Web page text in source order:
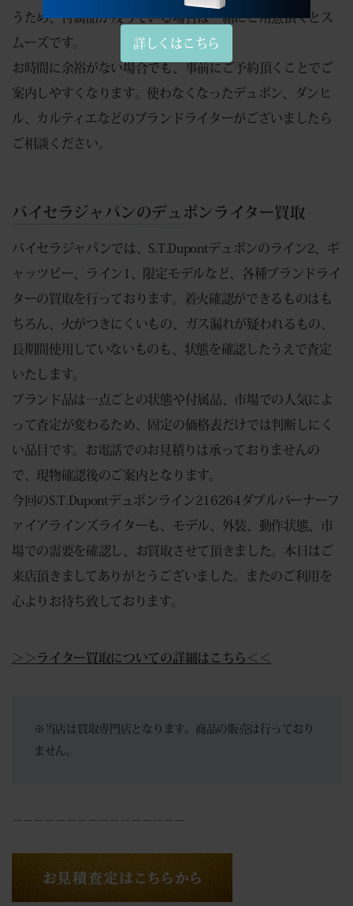
うため、付属品が残っている場合は一緒にご用意頂くとス
ムーズです。
お時間に余裕がない場合でも、事前にご予約頂くことでご
案内しやすくなります。使わなくなったデュポン、ダンヒ
ル、カルティエなどのブランドライターがございましたら
ご相談ください。
バイセラジャパンのデュポンライター買取
バイセラジャパンでは、S.T.Dupontデュポンのライン2、ギ
ャッツビー、ライン1、限定モデルなど、各種ブランドライ
ターの買取を行っております。着火確認ができるものはも
ちろん、火がつきにくいもの、ガス漏れが疑われるもの、
長期間使用していないものも、状態を確認したうえで査定
いたします。
ブランド品は一点ごとの状態や付属品、市場での人気によ
って査定が変わるため、固定の価格表だけでは判断しにく
い品目です。お電話でのお見積りは承っておりませんの
で、現物確認後のご案内となります。
今回のS.T.Dupontデュポンライン216264ダブルバーナーフ
ァイアラインズライターも、モデル、外装、動作状態、市
場での需要を確認し、お買取させて頂きました。本日はご
来店頂きましてありがとうございました。またのご利用を
心よりお待ち致しております。
＞＞ライター買取についての詳細はこちら＜＜
※当店は買取専門店となります。商品の販売は行っており
ません。
－－－－－－－－－－－－－－－－
詳しくはこちら